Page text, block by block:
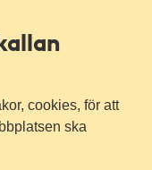
cookies, för att
ska